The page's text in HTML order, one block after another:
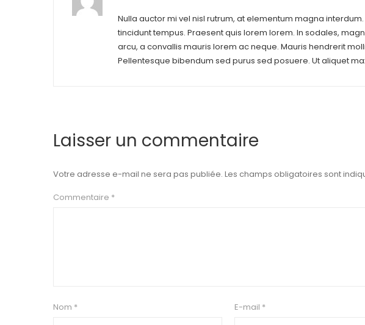
Nulla auctor mi vel nisl rutrum, at elementum magna
tincidunt tempus. Praesent quis lorem lorem. In sodales,
arcu, a convallis mauris lorem ac neque. Mauris hendrerit
Pellentesque bibendum sed purus sed posuere. Ut aliquet
Laisser un commentaire
Votre adresse e-mail ne sera pas publiée. Les champs obligatoires sont
Commentaire *
Nom * E-mail *